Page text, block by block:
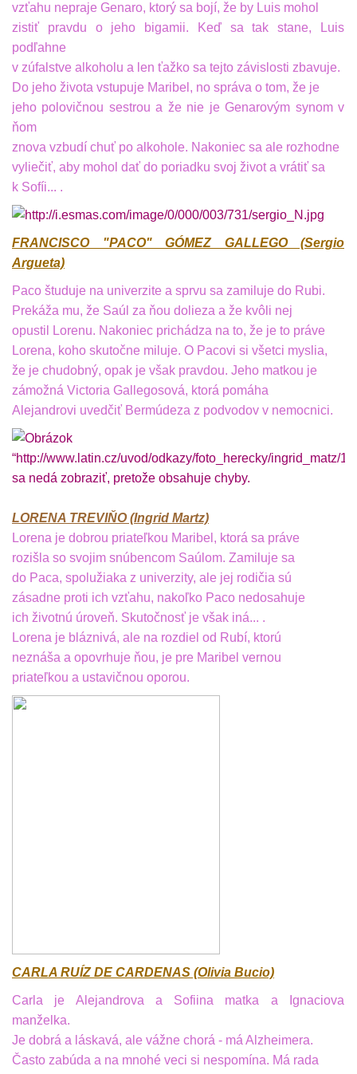
vzťahu nepraje Genaro, ktorý sa bojí, že by Luis mohol
zistiť pravdu o jeho bigamii. Keď sa tak stane, Luis
podľahne
v zúfalstve alkoholu a len ťažko sa tejto závislosti zbavuje.
Do jeho života vstupuje Maribel, no správa o tom, že je
jeho polovičnou sestrou a že nie je Genarovým synom v
ňom
znova vzbudí chuť po alkohole. Nakoniec sa ale rozhodne
vyliečiť, aby mohol dať do poriadku svoj život a vrátiť sa
k Sofíi... .
FRANCISCO "PACO" GÓMEZ GALLEGO (Sergio
Argueta)
Paco študuje na univerzite a sprvu sa zamiluje do Rubi.
Prekáža mu, že Saúl za ňou dolieza a že kvôli nej
opustil Lorenu. Nakoniec prichádza na to, že je to práve
Lorena, koho skutočne miluje. O Pacovi si všetci myslia,
že je chudobný, opak je však pravdou. Jeho matkou je
zámožná Victoria Gallegosová, ktorá pomáha
Alejandrovi uvedčiť Bermúdeza z podvodov v nemocnici.
LORENA TREVIŇO (Ingrid Martz)
Lorena je dobrou priateľkou Maribel, ktorá sa práve
rozišla so svojim snúbencom Saúlom. Zamiluje sa
do Paca, spolužiaka z univerzity, ale jej rodičia sú
zásadne proti ich vzťahu, nakoľko Paco nedosahuje
ich životnú úroveň. Skutočnosť je však iná... .
Lorena je bláznivá, ale na rozdiel od Rubí, ktorú
neznáša a opovrhuje ňou, je pre Maribel vernou
priateľkou a ustavičnou oporou.
CARLA RUÍZ DE CARDENAS (Olivia Bucio)
Carla je Alejandrova a Sofiina matka a Ignaciova
manželka.
Je dobrá a láskavá, ale vážne chorá - má Alzheimera.
Často zabúda a na mnohé veci si nespomína. Má rada